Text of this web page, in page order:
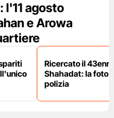
l'11 agosto
e Arowa
Ricercato il
Shahadat: la foto
polizia